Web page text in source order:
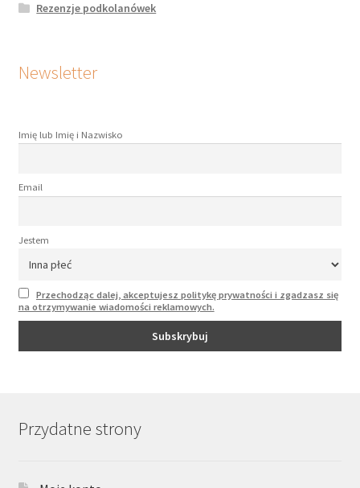
Rezenzje podkolanówek
Newsletter
Imię lub Imię i Nazwisko
Email
Jestem
Przechodząc dalej, akceptujesz politykę prywatności i zgadzasz się
na otrzymywanie wiadomości reklamowych.
Przydatne strony